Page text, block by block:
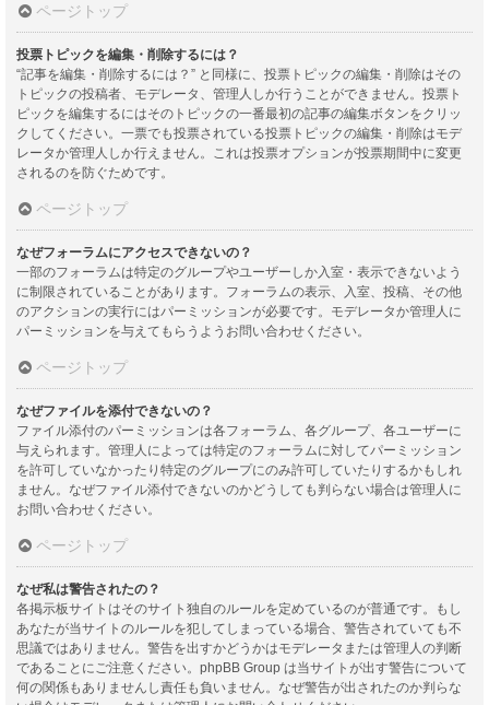
ページトップ
投票トピックを編集・削除するには？
“記事を編集・削除するには？” と同様に、投票トピックの編集・削除はその
トピックの投稿者、モデレータ、管理人しか行うことができません。投票ト
ピックを編集するにはそのトピックの一番最初の記事の編集ボタンをクリッ
クしてください。一票でも投票されている投票トピックの編集・削除はモデ
レータか管理人しか行えません。これは投票オプションが投票期間中に変更
されるのを防ぐためです。
ページトップ
なぜフォーラムにアクセスできないの？
一部のフォーラムは特定のグループやユーザーしか入室・表示できないよう
に制限されていることがあります。フォーラムの表示、入室、投稿、その他
のアクションの実行にはパーミッションが必要です。モデレータか管理人に
パーミッションを与えてもらうようお問い合わせください。
ページトップ
なぜファイルを添付できないの？
ファイル添付のパーミッションは各フォーラム、各グループ、各ユーザーに
与えられます。管理人によっては特定のフォーラムに対してパーミッション
を許可していなかったり特定のグループにのみ許可していたりするかもしれ
ません。なぜファイル添付できないのかどうしても判らない場合は管理人に
お問い合わせください。
ページトップ
なぜ私は警告されたの？
各掲示板サイトはそのサイト独自のルールを定めているのが普通です。もし
あなたが当サイトのルールを犯してしまっている場合、警告されていても不
思議ではありません。警告を出すかどうかはモデレータまたは管理人の判断
であることにご注意ください。phpBB Group は当サイトが出す警告について
何の関係もありませんし責任も負いません。なぜ警告が出されたのか判らな